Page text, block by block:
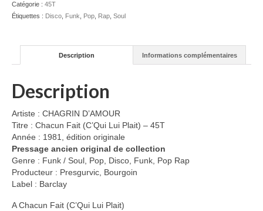
Fait
(C'Qui
Plait)
Catégorie : 45T
Étiquettes : Disco Funk Pop Rap Soul
Description Informations complémentaires
Description
Artiste : CHAGRIN D’AMOUR
Titre : Chacun Fait (C’Qui Lui Plait) – 45T
Année : 1981, édition originale
Pressage ancien original de collection
Genre : Funk / Soul, Pop, Disco, Funk, Pop Rap
Producteur : Presgurvic, Bourgoin
Label : Barclay
A Chacun Fait (C’Qui Lui Plait)